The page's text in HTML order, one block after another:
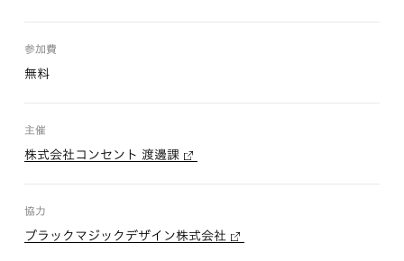
参加費
無料
主催
株式会社コンセント 渡邊課
協力
ブラックマジックデザイン株式会社